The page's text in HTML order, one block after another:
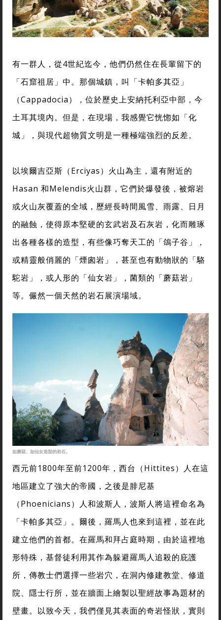
有一群人，從4世紀迄今，他們仍然住在長輩留下的
「石窟祖居」中。那個城鎮，叫「卡帕多其亞」
（Cappadocia），位於歷史上安納托利亞中部，今
土耳其境內。但是，在現場，我感覺它恍惚如「化
城」，與現代超物質文明是一種極端強烈的反差。
以埃爾吉亞斯（Erciyas）火山為主，還有附近的
Hasan 和Melendis火山群，它們於爆發後，被熔岩
或火山灰覆蓋的全域，歷經長時間風雪、雨露、日月
的融蝕，使得原本堅硬的玄武岩及石灰岩，化而雕琢
出各種各樣的造型，有些像巧奪天工的「鴿子谷」，
或精靈般俏麗的「煙囪岩」，甚至也有動物狀的「駱
駝岩」，或人形的「仙女岩」，菌類的「蘑菇岩」
等。儼然一個天然的岩石展演場域。
如磨菇、如仙女造型的岩石。
西元前1800年至前1200年，西台（Hittites）人在這
地區建立了強大的帝國，之後是腓尼基
（Phoenicians）人和波斯人，波斯人將這裡命名為
「卡帕多其亞」。爾後，羅馬人也來到這裡，並在此
建立他們的首都。在羅馬和拜占庭時期，由於這裡地
形特殊，基督徒利用其作為躲避羅馬人追殺的庇護
所，傳教士們選擇一些岩穴，在洞內修建教堂、修道
院、隱士行所，並在牆面上繪製以聖經故事為題材的
壁畫。以致今天，我們僅見其表面的奇岩怪狀，實則